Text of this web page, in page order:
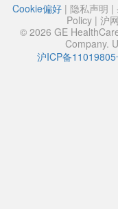
Cookie偏好 | 隐私声明 |
Policy| 沪
© 2026 GE
Company.
沪ICP备11019805